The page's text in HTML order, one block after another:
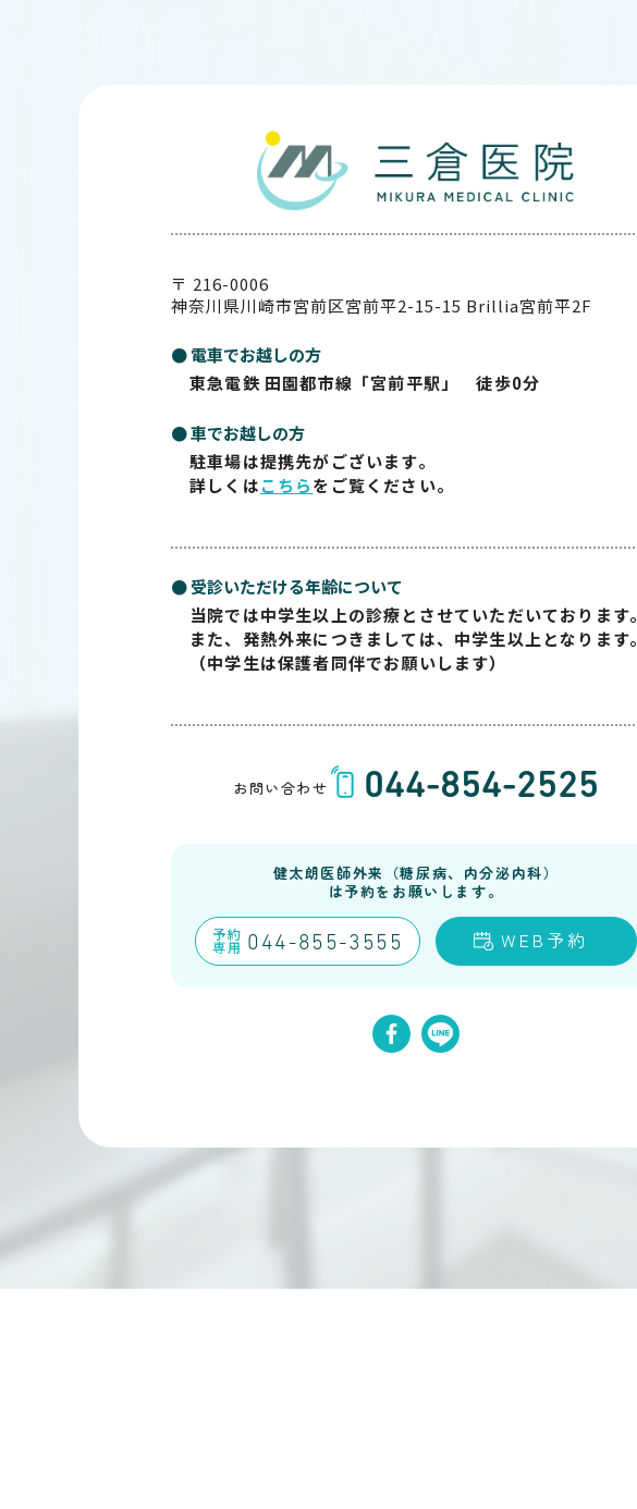
〒 216-0006
神奈川県川崎市宮前区宮前平2-15-15 Brillia宮前平2F
● 電車でお越しの方
東急電鉄 田園都市線「宮前平駅」 徒歩0分
● 車でお越しの方
駐車場は提携先がございます。
詳しくはこちらをご覧ください。
● 受診いただける年齢について
当院では中学生以上の診療とさせていただいております。
また、発熱外来につきましては、中学生以上となります。
（中学生は保護者同伴でお願いします）
お問い合わせ 044-854-2525
健太朗医師外来（糖尿病、内分泌内科）
は予約をお願いします。
予約
専用 044-855-3555 WEB予約